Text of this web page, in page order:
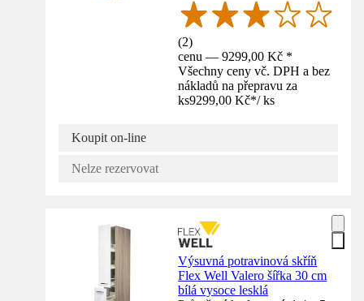
(2)
cenu — 9299,00 Kč *
Všechny ceny vč. DPH a bez
nákladů na přepravu za
ks9299,00 Kč*/ ks
Koupit on-line
Nelze rezervovat
Výsuvná potravinová skříň
Flex Well Valero šířka 30 cm
bílá vysoce lesklá